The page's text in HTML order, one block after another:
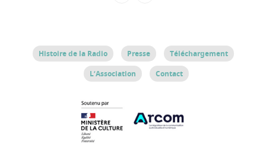
Histoire de la Radio Presse
Téléchargement
L’Association
Contact